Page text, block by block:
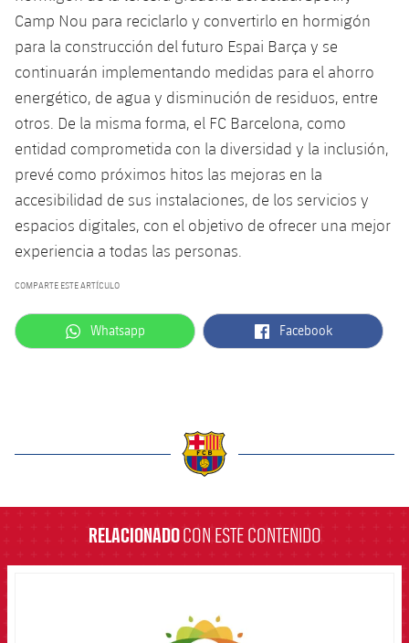
Camp Nou para reciclarlo y convertirlo en hormigón
para la construcción del futuro Espai Barça y se
continuarán implementando medidas para el ahorro
energético, de agua y disminución de residuos, entre
otros. De la misma forma, el FC Barcelona, como
entidad comprometida con la diversidad y la inclusión,
prevé como próximos hitos las mejoras en la
accesibilidad de sus instalaciones, de los servicios y
espacios digitales, con el objetivo de ofrecer una mejor
experiencia a todas las personas.
COMPARTE ESTE ARTÍCULO
label.aria.whatsapp
Whatsapp label.aria.facebook
Facebook
RELACIONADOCON ESTE CONTENIDO